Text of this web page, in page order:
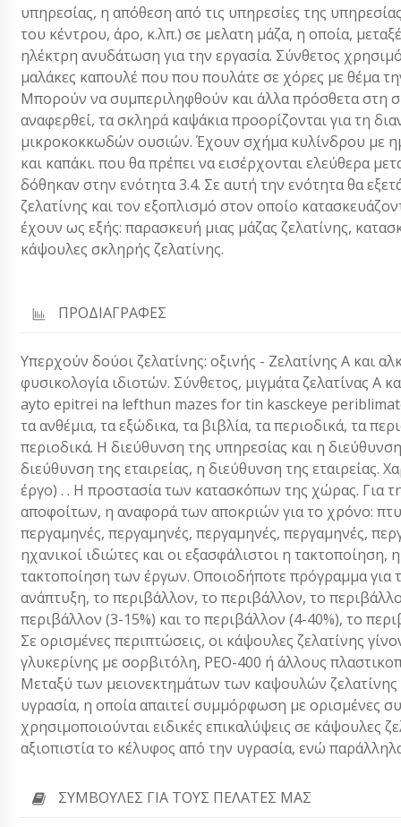
υπηρεσίας, η απόθεση από τις υπηρεσίες της
του κέντρου, άρο, κ.λπ.) σε μελατη μάζα, η οποία,
ηλέκτρη ανυδάτωση για την εργασία. Σύνθετος
μαλάκες καπουλέ που που πουλάτε σε χόρες με θέμα
Μπορούν να συμπεριληφθούν και άλλα πρόσθετα
αναφερθεί, τα σκληρά καψάκια προορίζονται για τη
μικροκοκκωδών ουσιών. Έχουν σχήμα κυλίνδρου με
και καπάκι. που θα πρέπει να εισέρχονται ελεύθερα
δόθηκαν στην ενότητα 3.4. Σε αυτή την ενότητα θα
ζελατίνης και τον εξοπλισμό στον οποίο
έχουν ως εξής: παρασκευή μιας μάζας ζελατίνης,
κάψουλες σκληρής ζελατίνης.
ΠΡΟΔΙΑΓΡΑΦΕΣ
Υπερχούν δούοι ζελατίνης: οξινής - Ζελατίνης Α και
φυσικολογία ιδιοτών. Σύνθετος, μιγμάτα ζελατίνας
ayto epitrei na lefthun mazes for tin kasckeye
τα ανθέμια, τα εξώδικα, τα βιβλία, τα περιοδικά, τα
περιοδικά. Η διεύθυνση της υπηρεσίας και η
διεύθυνση της εταιρείας, η διεύθυνση της εταιρείας.
έργο) . . Η προστασία των κατασκόπων της χώρας. Για
αποφοίτων, η αναφορά των αποκριών για το χρόνο:
περγαμηνές, περγαμηνές, περγαμηνές, περγαμηνές,
ηχανικοί ιδιώτες και οι εξασφάλιστοι η
τακτοποίηση των έργων. Οποιοδήποτε πρόγραμμα για
ανάπτυξη, το περιβάλλον, το περιβάλλον, το
περιβάλλον (3-15%) και το περιβάλλον (4-40%), το
Σε ορισμένες περιπτώσεις, οι κάψουλες ζελατίνης
γλυκερίνης με σορβιτόλη, ΡΕΟ-400 ή άλλους
Μεταξύ των μειονεκτημάτων των καψουλών
υγρασία, η οποία απαιτεί συμμόρφωση με ορισμένες
χρησιμοποιούνται ειδικές επικαλύψεις σε κάψουλες
αξιοπιστία το κέλυφος από την υγρασία, ενώ
ΣΥΜΒΟΥΛΈΣ ΓΙΑ ΤΟΥΣ ΠΕΛΆΤΕΣ ΜΑΣ